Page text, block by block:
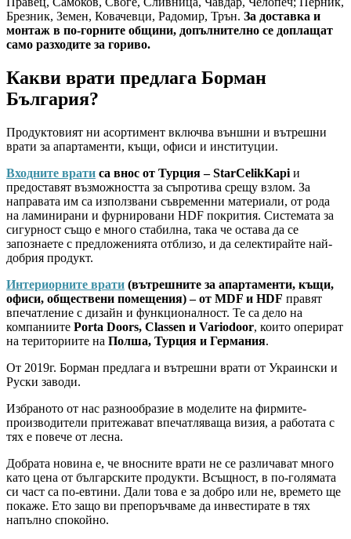
Брезник, Земен, Ковачевци, Радомир, Трън. За доставка и
монтаж в по-горните общини, допълнително се доплащат
само разходите за гориво.
Какви врати предлага Борман
България?
Продуктовият ни асортимент включва външни и вътрешни
врати за апартаменти, къщи, офиси и институции.
Входните врати са внос от Турция – StarCelikKapi и
предоставят възможността за съпротива срещу взлом. За
направата им са използвани съвременни материали, от рода
на ламинирани и фурнировани HDF покрития. Системата за
сигурност също е много стабилна, така че остава да се
запознаете с предложенията отблизо, и да селектирайте най-
добрия продукт.
Интериорните врати (вътрешните за апартаменти, къщи,
офиси, обществени помещения) – от MDF и HDF правят
впечатление с дизайн и функционалност. Те са дело на
компаниите Porta Doors, Classen и Variodoor, които оперират
на териториите на Полша, Турция и Германия.
От 2019г. Борман предлага и вътрешни врати от Украински и
Руски заводи.
Избраното от нас разнообразие в моделите на фирмите-
производители притежават впечатляваща визия, а работата с
тях е повече от лесна.
Добрата новина е, че вносните врати не се различават много
като цена от българските продукти. Всъщност, в по-голямата
си част са по-евтини. Дали това е за добро или не, времето ще
покаже. Ето защо ви препоръчваме да инвестирате в тях
напълно спокойно.